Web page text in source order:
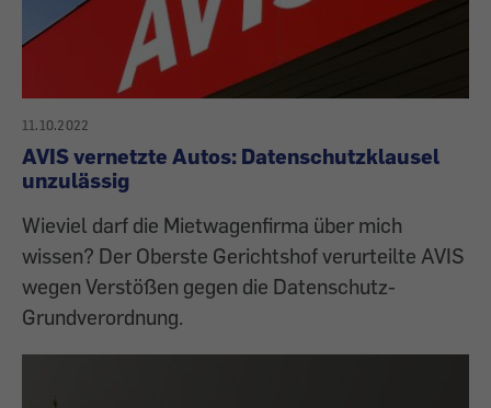
11.10.2022
AVIS vernetzte Autos: Datenschutzklausel
unzulässig
Wieviel darf die Mietwagenfirma über mich
wissen? Der Oberste Gerichtshof verurteilte AVIS
wegen Verstößen gegen die Datenschutz-
Grundverordnung.